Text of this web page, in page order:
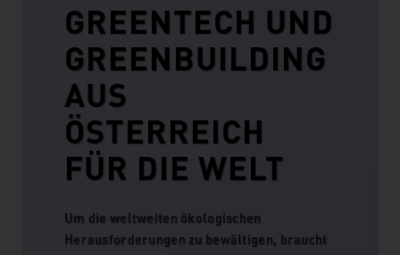
GREENTECH UND
GREENBUILDING
AUS
ÖSTERREICH
FÜR DIE WELT
Um die weltweiten ökologischen
Herausforderungen zu bewältigen, braucht